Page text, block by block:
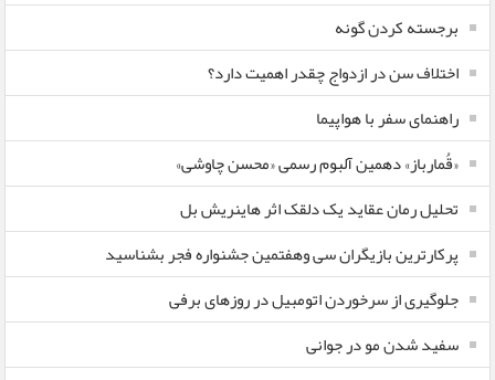
برجسته کردن گونه
اختلاف سن در ازدواج چقدر اهمیت دارد؟
راهنمای سفر با هواپیما
«قُمارباز» دهمین آلبوم رسمی «محسن چاوشی»
تحلیل رمان عقاید یک دلقک اثر هاینریش بل
پرکارترین بازیگران سی وهفتمین جشنواره فجر بشناسید
جلوگیری از سرخوردن اتومبیل در روزهای برفی
سفید شدن مو در جوانی